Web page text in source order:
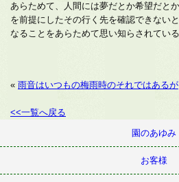
あらためて、人間には夢だとか希望だと
を前提にしたその行く先を確認できない
なることをあらためて思い知らされている
« 雨音はいつもの梅雨時のそれではあるが
<<一覧へ戻る
園のあゆみ
お客様